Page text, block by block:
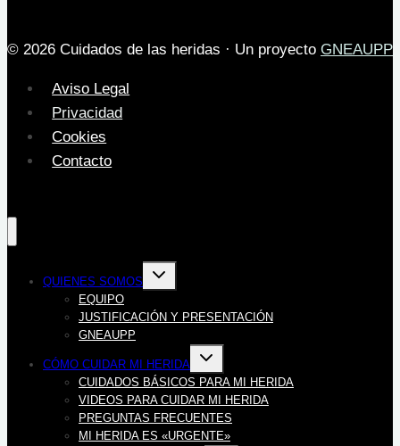
© 2026 Cuidados de las heridas · Un proyecto GNEAUPP
Aviso Legal
Privacidad
Cookies
Contacto
QUIENES SOMOS
Alternar
EQUIPO
JUSTIFICACIÓN Y PRESENTACIÓN
GNEAUPP
CÓMO CUIDAR MI HERIDA
Alternar
hijo
CUIDADOS BÁSICOS PARA MI HERIDA
VIDEOS PARA CUIDAR MI HERIDA
PREGUNTAS FRECUENTES
MI HERIDA ES «URGENTE»